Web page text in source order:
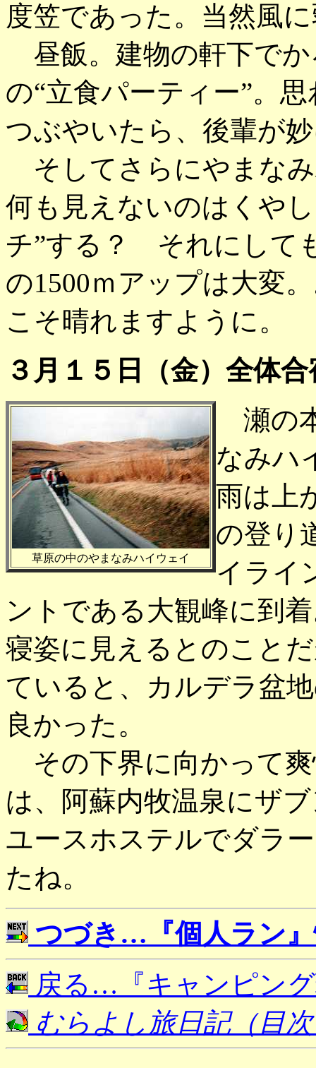
度笠であった。当然風
昼飯。建物の軒下で
の“立食パーティー”。
つぶやいたら、後輩が
そしてさらにやまな
何も見えないのはくや
チ”する？ それにして
の1500ｍアップは大変
こそ晴れますように。
３月１５日（金）全体
草原の中のやまなみハイウェイ
瀬の
なみハ
雨は上
の登り
イライ
ントである大観峰に到
寝姿に見えるとのこと
ていると、カルデラ盆
良かった。
その下界に向かって
は、阿蘇内牧温泉にザ
ユースホステルでダラ
たね。
つづき…『個人ラン
戻る…『キャンピン
むらよし旅日記（目